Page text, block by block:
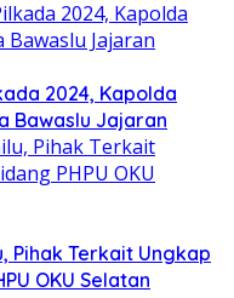
2024, Kapolda
Bawaslu Jajaran
Pihak Terkait Ungkap
OKU Selatan